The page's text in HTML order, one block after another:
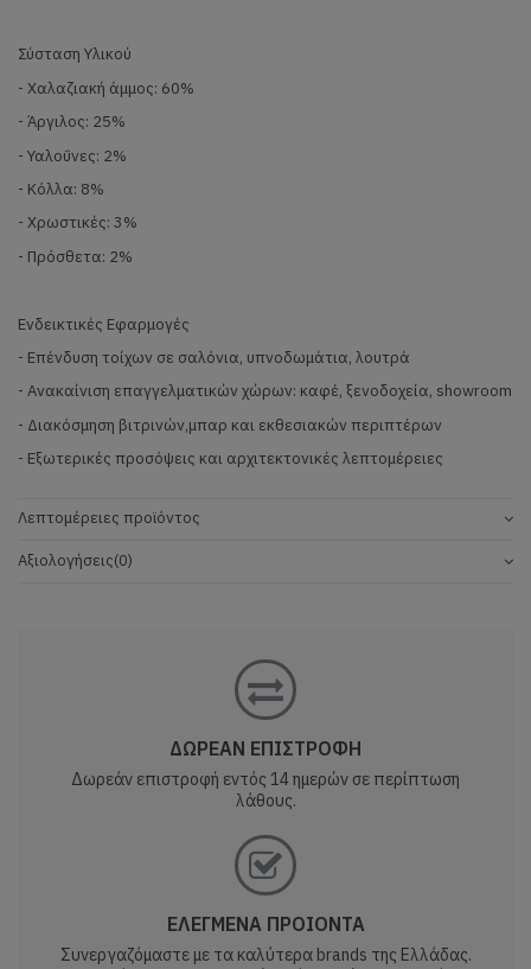
Σύσταση Υλικού
- Χαλαζιακή άμμος: 60%
- Άργιλος: 25%
- Υαλοΰνες: 2%
- Κόλλα: 8%
- Χρωστικές: 3%
- Πρόσθετα: 2%
Ενδεικτικές Εφαρμογές
- Επένδυση τοίχων σε σαλόνια, υπνοδωμάτια, λουτρά
- Ανακαίνιση επαγγελματικών χώρων: καφέ, ξενοδοχεία, showroom
- Διακόσμηση βιτρινών,μπαρ και εκθεσιακών περιπτέρων
- Εξωτερικές προσόψεις και αρχιτεκτονικές λεπτομέρειες
Λεπτομέρειες προϊόντος
Αξιολογήσεις(0)
ΔΩΡΕΑΝ ΕΠΙΣΤΡΟΦΗ
Δωρεάν επιστροφή εντός 14 ημερών σε περίπτωση
λάθους.
ΕΛΕΓΜΕΝΑ ΠΡΟΙΟΝΤΑ
Συνεργαζόμαστε με τα καλύτερα brands της Ελλάδας.